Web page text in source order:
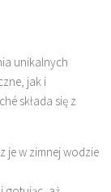
unikalnych
jak i
składa się z
je w zimnej wodzie